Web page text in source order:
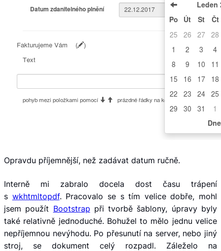
Opravdu příjemnější, než zadávat datum ručně.
Interně mi zabralo docela dost času trápení
s wkhtmltopdf. Pracovalo se s tím velice dobře, mohl
jsem použít Bootstrap při tvorbě šablony, úpravy byly
také relativně jednoduché. Bohužel to mělo jednu velice
nepříjemnou nevýhodu. Po přesunutí na server, nebo jiný
stroj, se dokument celý rozpadl. Záleželo na